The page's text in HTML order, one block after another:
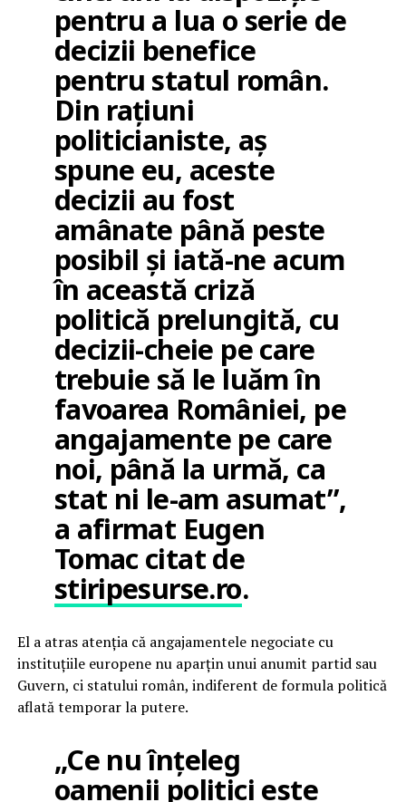
pentru a lua o serie de
decizii benefice
pentru statul român.
Din rațiuni
politicianiste, aș
spune eu, aceste
decizii au fost
amânate până peste
posibil și iată-ne acum
în această criză
politică prelungită, cu
decizii-cheie pe care
trebuie să le luăm în
favoarea României, pe
angajamente pe care
noi, până la urmă, ca
stat ni le-am asumat”,
a afirmat Eugen
Tomac citat de
stiripesurse.ro.
El a atras atenția că angajamentele negociate cu
instituțiile europene nu aparțin unui anumit partid sau
Guvern, ci statului român, indiferent de formula politică
aflată temporar la putere.
„Ce nu înțeleg
oamenii politici este